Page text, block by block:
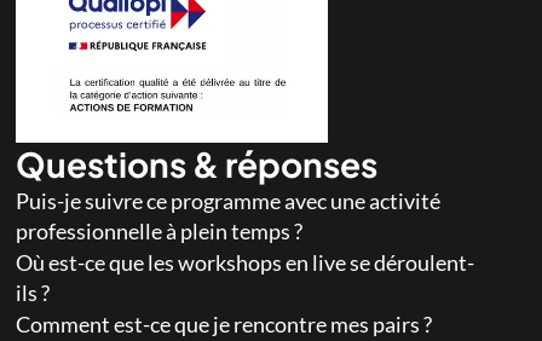
Questions & réponses
Puis-je suivre ce programme avec une activité
professionnelle à plein temps ?
Où est-ce que les workshops en live se déroulent-
ils ?
Comment est-ce que je rencontre mes pairs ?